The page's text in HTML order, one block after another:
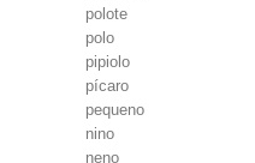
polote
polo
pipiolo
pícaro
pequeno
nino
neno